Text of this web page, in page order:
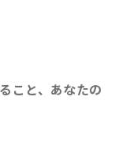
こと、あなたの